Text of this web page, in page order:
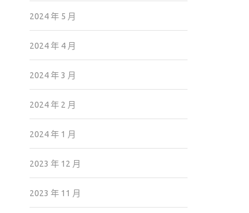
2024 年 5 月
2024 年 4 月
2024 年 3 月
2024 年 2 月
2024 年 1 月
2023 年 12 月
2023 年 11 月